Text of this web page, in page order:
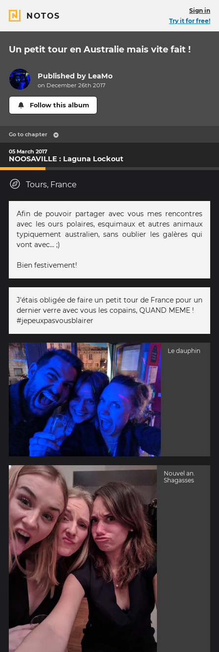
NOTOS
Sign in
Try it for free!
Un petit tour en Australie mais vite fait !
Published by LeaMo
on December 26th 2017
Follow this album
Go to chapter
05 March 2017
NOOSAVILLE : Laguna Lockout
Tours, France
Afin de pouvoir partager avec vous mes rencontres
avec les ours polaires, esquimaux et autres animaux
typiquement australien, sans oublier les galères qui
vont avec... ;)
Bien festivement!
J'étais obligée de faire un petit tour de France pour un
dernier verre avec vous les copains, QUAND MEME !
#jepeuxpasvousblairer
Le dauphin
Nouvel an.
Shagasses